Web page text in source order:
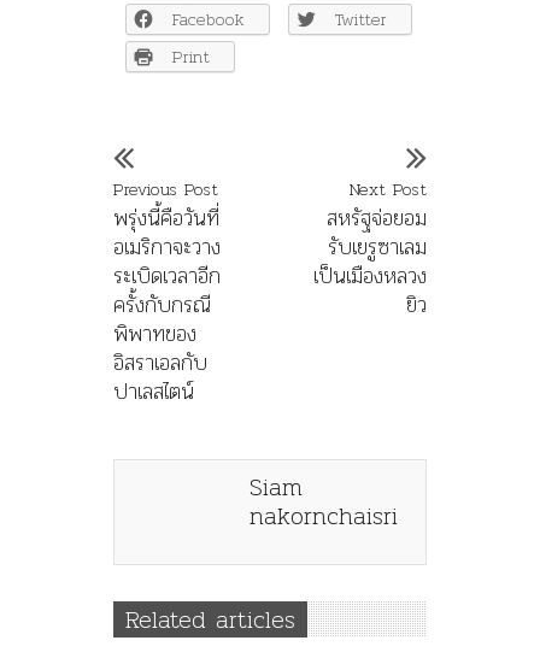
Facebook
Twitter
Print
Previous Post
พรุ่งนี้คือวันที่
อเมริกาจะวาง
ระเบิดเวลาอีก
ครั้งกับกรณี
พิพาทของ
อิสราเอลกับ
ปาเลสไตน์
Next Post
สหรัฐจ่อยอม
รับเยรูซาเลม
เป็นเมืองหลวง
ยิว
Siam
nakornchaisri
Related articles